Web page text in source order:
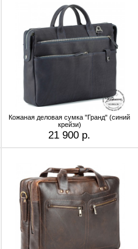
Кожаная деловая сумка "Гранд" (синий
крейзи)
21 900 р.